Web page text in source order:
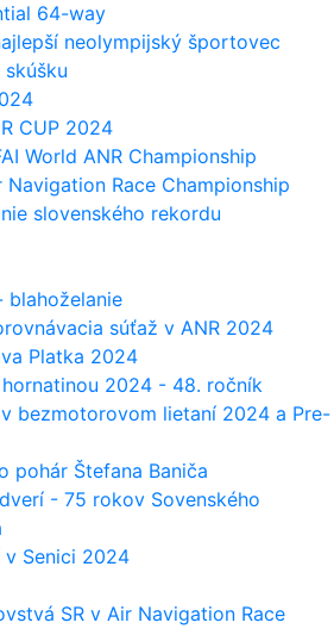
64-way
neolympijský športovec
CUP 2024
World ANR Championship
Navigation Race Championship
slovenského rekordu
blahoželanie
súťaž v ANR 2024
Platka 2024
2024 - 48. ročník
bezmotorovom lietaní 2024 a Pre-
pohár Štefana Baniča
- 75 rokov Sovenského
Senici 2024
SR v Air Navigation Race